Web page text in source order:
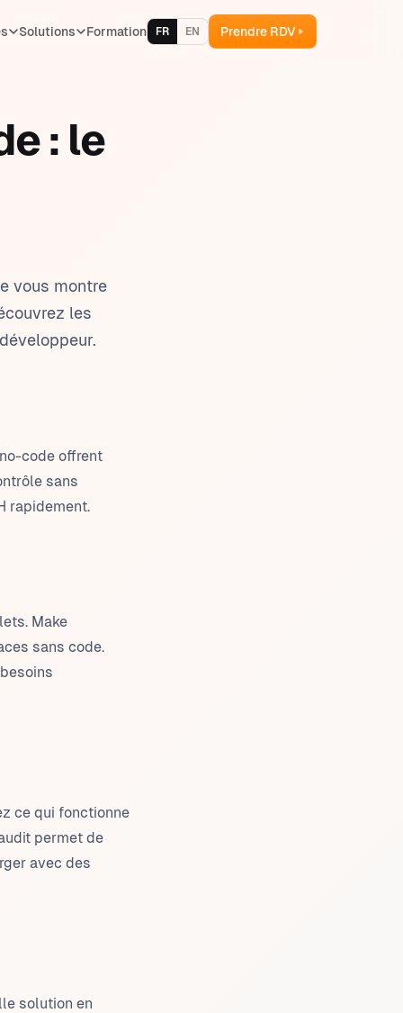
Solutions
& devis
Formation FR EN Prendre RDV
: le
vous montre
les
code offrent
sans
rapidement.
Make
sans code.
ce qui fonctionne
permet de
avec des
solution en